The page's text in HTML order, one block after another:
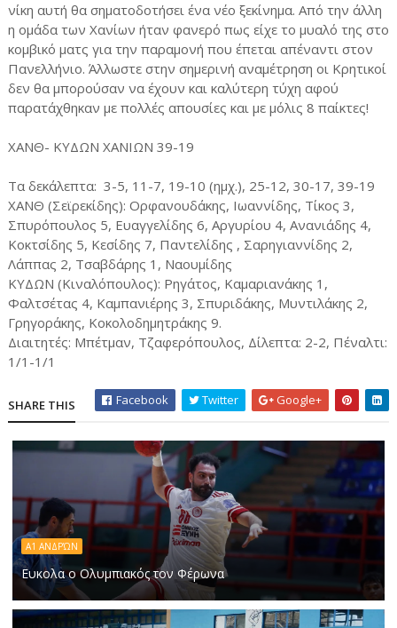
νίκη αυτή θα σηματοδοτήσει ένα νέο ξεκίνημα. Από την άλλη
η ομάδα των Χανίων ήταν φανερό πως είχε το μυαλό της στο
κομβικό ματς για την παραμονή που έπεται απέναντι στον
Πανελλήνιο. Άλλωστε στην σημερινή αναμέτρηση οι Κρητικοί
δεν θα μπορούσαν να έχουν και καλύτερη τύχη αφού
παρατάχθηκαν με πολλές απουσίες και με μόλις 8 παίκτες!
ΧΑΝΘ- ΚΥΔΩΝ ΧΑΝΙΩΝ 39-19
Τα δεκάλεπτα: 3-5, 11-7, 19-10 (ημχ.), 25-12, 30-17, 39-19
ΧΑΝΘ (Σεϊρεκίδης): Ορφανουδάκης, Ιωαννίδης, Τίκος 3,
Σπυρόπουλος 5, Ευαγγελίδης 6, Αργυρίου 4, Ανανιάδης 4,
Κοκτσίδης 5, Κεσίδης 7, Παντελίδης , Σαρηγιαννίδης 2,
Λάππας 2, Τσαβδάρης 1, Ναουμίδης
ΚΥΔΩΝ (Κιναλόπουλος): Ρηγάτος, Καμαριανάκης 1,
Φαλτσέτας 4, Καμπανιέρης 3, Σπυριδάκης, Μυντιλάκης 2,
Γρηγοράκης, Κοκολοδημητράκης 9.
Διαιτητές: Μπέτμαν, Τζαφερόπουλος, Δίλεπτα: 2-2, Πέναλτι:
1/1-1/1
SHARE THIS Facebook Twitter Google+
Α1 ΑΝΔΡΏΝ
Ευκολα ο Ολυμπιακός τον Φέρωνα